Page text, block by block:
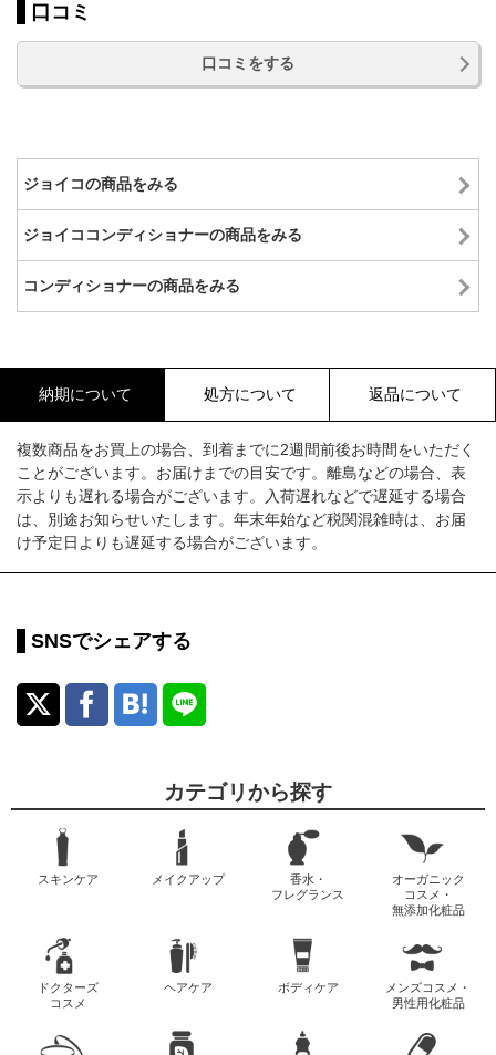
口コミ
口コミをする
ジョイコの商品をみる
ジョイココンディショナーの商品をみる
コンディショナーの商品をみる
納期について 処方について 返品について
複数商品をお買上の場合、到着までに2週間前後お時間をいただく
ことがございます。お届けまでの目安です。離島などの場合、表
示よりも遅れる場合がございます。入荷遅れなどで遅延する場合
は、別途お知らせいたします。年末年始など税関混雑時は、お届
け予定日よりも遅延する場合がございます。
SNSでシェアする
カテゴリから探す
スキンケア メイクアップ
香水・
フレグランス
オーガニック
コスメ・
無添加化粧品
ドクターズ
コスメ
ヘアケア ボディケア
メンズコスメ・
男性用化粧品